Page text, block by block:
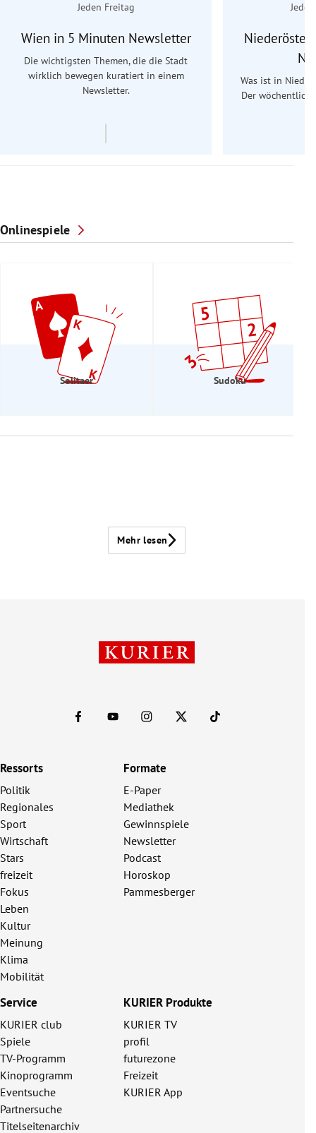
Jeden Freitag
Wien in 5 Minuten Newsletter
Die wichtigsten Themen, die die Stadt
wirklich bewegen kuratiert in einem
Newsletter.
Was ist in
Der
Onlinespiele
Solitaer Sudoku
Mehr lesen
Ressorts
Politik
Regionales
Sport
Wirtschaft
Stars
freizeit
Fokus
Leben
Kultur
Meinung
Klima
Mobilität
Formate
E-Paper
Mediathek
Gewinnspiele
Newsletter
Podcast
Horoskop
Pammesberger
Service
KURIER club
Spiele
TV-Programm
Kinoprogramm
Eventsuche
Partnersuche
Titelseitenarchiv
KURIER Produkte
KURIER TV
profil
futurezone
Freizeit
KURIER App